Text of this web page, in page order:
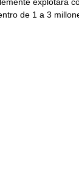
de 1 a 3